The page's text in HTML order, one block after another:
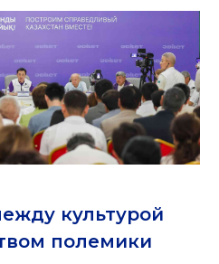
культурой
полемики